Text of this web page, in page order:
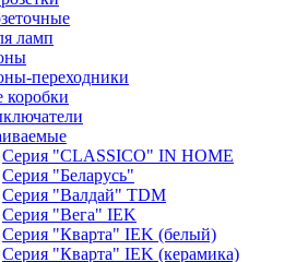
ламп
переходники
коробки
Серия "CLASSICO" IN HOME
Серия "Беларусь"
Серия "Валдай" TDM
Серия "Вега" IEK
Серия "Кварта" IEK (белый)
Серия "Кварта" IEK (керамика)